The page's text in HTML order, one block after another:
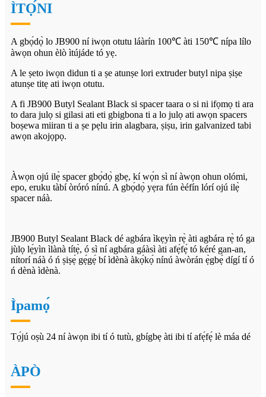
ÌTỌ́NI
A gbọ́dọ̀ lo JB900 ní iwọn otutu láàrín 100℃ àti 150℃ nípa lílo
àwọn ohun èlò ìtújáde tó yẹ.
A le ṣeto iwọn didun ti a ṣe atunṣe lori extruder butyl nipa ṣiṣe
atunṣe titẹ ati iwọn otutu.
A fi JB900 Butyl Sealant Black si spacer taara o si ni ifọmọ ti ara
to dara julọ si gilasi ati eti gbigbona ti a lo julọ ati awọn spacers
boṣewa miiran ti a ṣe pẹlu irin alagbara, ṣiṣu, irin galvanized tabi
awọn akojọpọ.
Àwọn ojú ilẹ̀ spacer gbọ́dọ̀ gbẹ, kí wọ́n sì ní àwọn ohun olómi,
epo, eruku tàbí òróró nínú. A gbọ́dọ̀ yẹra fún èéfín lórí ojú ilẹ̀
spacer náà.
JB900 Butyl Sealant Black dé agbára ìkẹyìn rẹ̀ àti agbára rẹ̀ tó ga
jùlọ lẹ́yìn ìlànà títẹ̀, ó sì ní agbára gáàsì àti afẹ́fẹ́ tó kéré gan-an,
nítorí náà ó ń ṣiṣẹ́ gẹ́gẹ́ bí ìdènà àkọ́kọ́ nínú àwòrán ẹ̀gbẹ́ dígí tí ó
ń dènà ìdènà.
Ìpamọ́
Tọ́jú oṣù 24 ní àwọn ibi tí ó tutù, gbígbẹ àti ibi tí afẹ́fẹ́ lè máa dé
ÀPÒ